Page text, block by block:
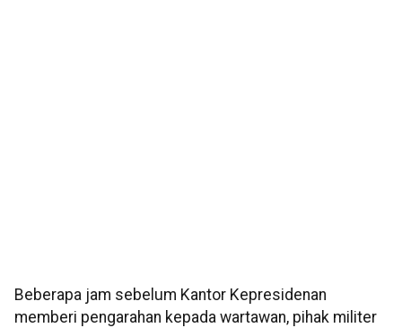
Beberapa jam sebelum Kantor Kepresidenan
memberi pengarahan kepada wartawan, pihak militer